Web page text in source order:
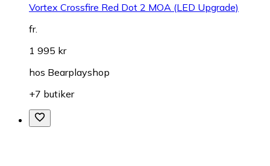
Vortex Crossfire Red Dot 2 MOA (LED Upgrade)
fr.
1 995 kr
hos Bearplayshop
+7 butiker